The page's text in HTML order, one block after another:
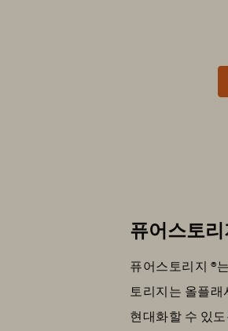
퓨어스토리
퓨어스토리지 ®
토리지는 올플
현대화할 수 있